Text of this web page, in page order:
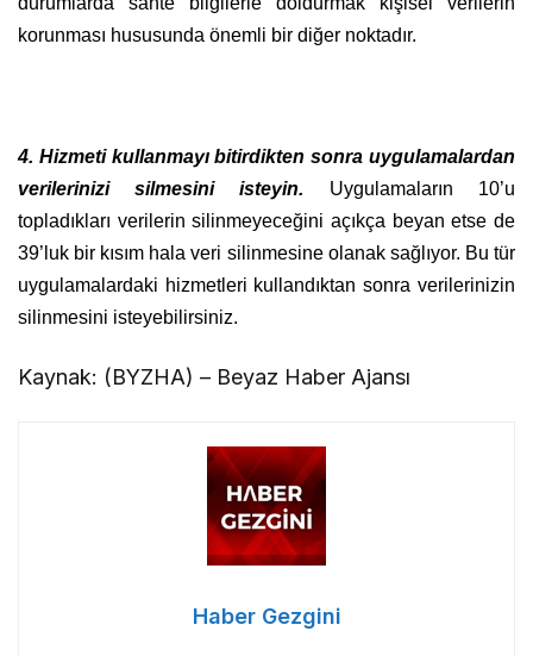
korunması hususunda önemli bir diğer noktadır.
4. Hizmeti kullanmayı bitirdikten sonra uygulamalardan
verilerinizi silmesini isteyin. Uygulamaların 10’u
topladıkları verilerin silinmeyeceğini açıkça beyan etse de
39’luk bir kısım hala veri silinmesine olanak sağlıyor. Bu tür
uygulamalardaki hizmetleri kullandıktan sonra verilerinizin
silinmesini isteyebilirsiniz.
Kaynak: (BYZHA) – Beyaz Haber Ajansı
Haber Gezgini